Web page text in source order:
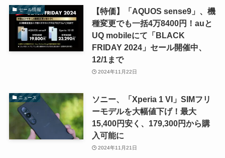
セール情報
【特価】「AQUOS sense9」、機
種変更でも一括4万8400円！auと
UQ mobileにて「BLACK
FRIDAY 2024」セール開催中、
12/1まで
2024年11月22日
ニュース
ソニー、「Xperia 1 VI」SIMフリ
ーモデルを大幅値下げ！最大
15,400円安く、179,300円から購
入可能に
2024年11月21日